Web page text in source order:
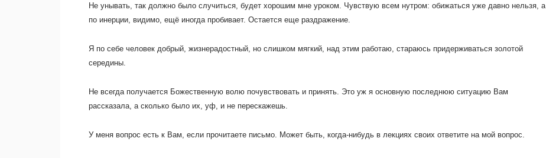
Не унывать, так должно было случиться, будет хорошим мне уроком. Чувствую всем нутром: обижаться уже давно нельзя, а
по инерции, видимо, ещё иногда пробивает. Остается еще раздражение.
Я по себе человек добрый, жизнерадостный, но слишком мягкий, над этим работаю, стараюсь придерживаться золотой
середины.
Не всегда получается Божественную волю почувствовать и принять. Это уж я основную последнюю ситуацию Вам
рассказала, а сколько было их, уф, и не перескажешь.
У меня вопрос есть к Вам, если прочитаете письмо. Может быть, когда-нибудь в лекциях своих ответите на мой вопрос.